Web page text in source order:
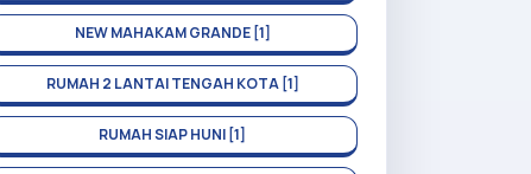
NEW MAHAKAM GRANDE [1]
RUMAH 2 LANTAI TENGAH KOTA [1]
RUMAH SIAP HUNI [1]